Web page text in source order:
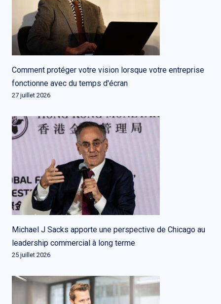
Comment protéger votre vision lorsque votre entreprise
fonctionne avec du temps d'écran
27 juillet 2026
Michael J Sacks apporte une perspective de Chicago au
leadership commercial à long terme
25 juillet 2026